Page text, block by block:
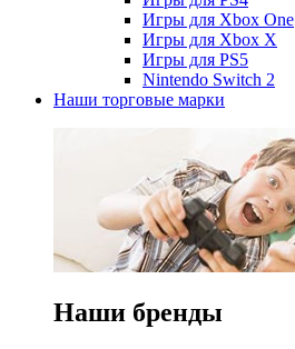
Игры для Xbox One
Игры для Xbox X
Игры для PS5
Nintendo Switch 2
Наши торговые марки
Наши бренды